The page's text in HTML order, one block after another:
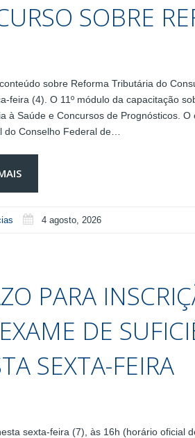
SOBRE
sobre Reforma Tributária do
feira (4). O 11º módulo da capacitação
à Saúde e Concursos de Prognósticos.
do Conselho Federal de…
4 agosto, 2026
PARA
DE
SEXTA-FEIRA
sexta-feira (7), às 16h (horário oficial